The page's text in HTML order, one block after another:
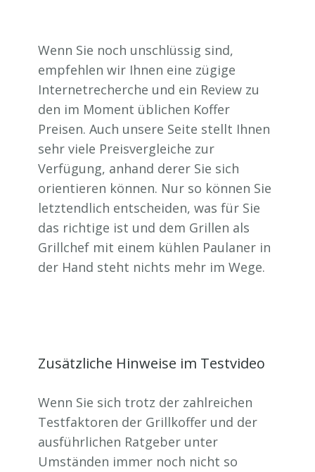
Wenn Sie noch unschlüssig sind,
empfehlen wir Ihnen eine zügige
Internetrecherche und ein Review zu
den im Moment üblichen Koffer
Preisen. Auch unsere Seite stellt Ihnen
sehr viele Preisvergleiche zur
Verfügung, anhand derer Sie sich
orientieren können. Nur so können Sie
letztendlich entscheiden, was für Sie
das richtige ist und dem Grillen als
Grillchef mit einem kühlen Paulaner in
der Hand steht nichts mehr im Wege.
Zusätzliche Hinweise im Testvideo
Wenn Sie sich trotz der zahlreichen
Testfaktoren der Grillkoffer und der
ausführlichen Ratgeber unter
Umständen immer noch nicht so